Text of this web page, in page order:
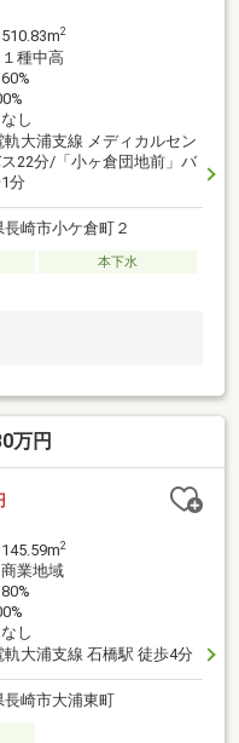
2
種中高
し
軌大浦支線 メディカルセン
22分/「小ヶ倉団地前」バ
分
長崎市小ケ倉町２
本下水
万円
2
業地域
し
軌大浦支線 石橋駅 徒歩4分
長崎市大浦東町